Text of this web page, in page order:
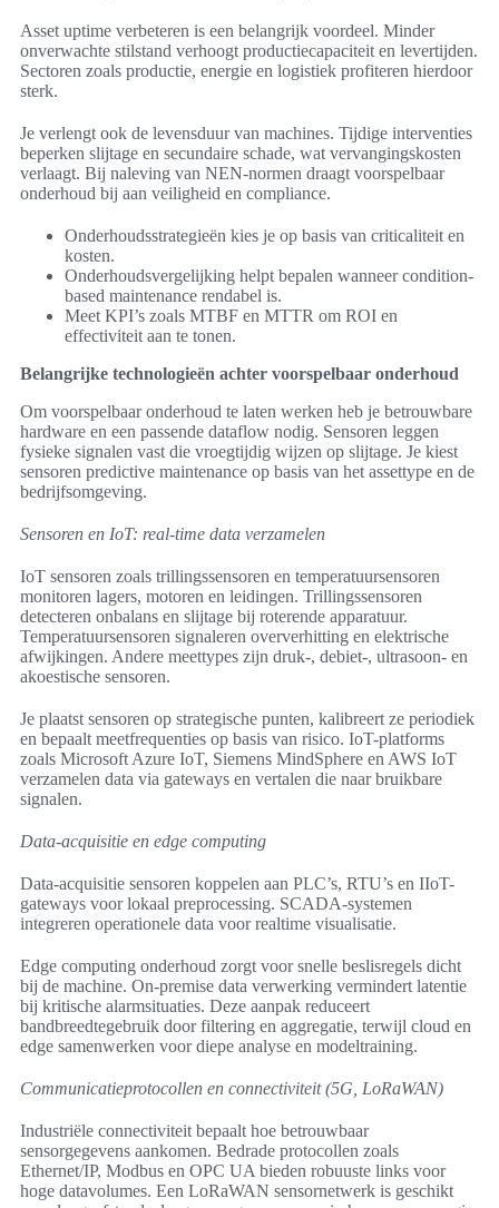
Asset uptime verbeteren is een belangrijk voordeel. Minder
onverwachte stilstand verhoogt productiecapaciteit en levertijden.
Sectoren zoals productie, energie en logistiek profiteren hierdoor
sterk.
Je verlengt ook de levensduur van machines. Tijdige interventies
beperken slijtage en secundaire schade, wat vervangingskosten
verlaagt. Bij naleving van NEN-normen draagt voorspelbaar
onderhoud bij aan veiligheid en compliance.
Onderhoudsstrategieën kies je op basis van criticaliteit en
kosten.
Onderhoudsvergelijking helpt bepalen wanneer condition-
based maintenance rendabel is.
Meet KPI’s zoals MTBF en MTTR om ROI en
effectiviteit aan te tonen.
Belangrijke technologieën achter voorspelbaar onderhoud
Om voorspelbaar onderhoud te laten werken heb je betrouwbare
hardware en een passende dataflow nodig. Sensoren leggen
fysieke signalen vast die vroegtijdig wijzen op slijtage. Je kiest
sensoren predictive maintenance op basis van het assettype en de
bedrijfsomgeving.
Sensoren en IoT: real-time data verzamelen
IoT sensoren zoals trillingssensoren en temperatuursensoren
monitoren lagers, motoren en leidingen. Trillingssensoren
detecteren onbalans en slijtage bij roterende apparatuur.
Temperatuursensoren signaleren oververhitting en elektrische
afwijkingen. Andere meettypes zijn druk-, debiet-, ultrasoon- en
akoestische sensoren.
Je plaatst sensoren op strategische punten, kalibreert ze periodiek
en bepaalt meetfrequenties op basis van risico. IoT-platforms
zoals Microsoft Azure IoT, Siemens MindSphere en AWS IoT
verzamelen data via gateways en vertalen die naar bruikbare
signalen.
Data-acquisitie en edge computing
Data-acquisitie sensoren koppelen aan PLC’s, RTU’s en IIoT-
gateways voor lokaal preprocessing. SCADA-systemen
integreren operationele data voor realtime visualisatie.
Edge computing onderhoud zorgt voor snelle beslisregels dicht
bij de machine. On-premise data verwerking vermindert latentie
bij kritische alarmsituaties. Deze aanpak reduceert
bandbreedtegebruik door filtering en aggregatie, terwijl cloud en
edge samenwerken voor diepe analyse en modeltraining.
Communicatieprotocollen en connectiviteit (5G, LoRaWAN)
Industriële connectiviteit bepaalt hoe betrouwbaar
sensorgegevens aankomen. Bedrade protocollen zoals
Ethernet/IP, Modbus en OPC UA bieden robuuste links voor
hoge datavolumes. Een LoRaWAN sensornetwerk is geschikt